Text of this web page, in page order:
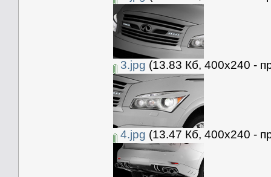
3.jpg (13.83 Кб, 400x240 -
4.jpg (13.47 Кб, 400x240 -